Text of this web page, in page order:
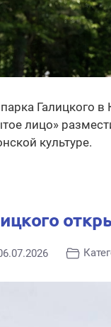
Галицкого
лицо»
культуре.